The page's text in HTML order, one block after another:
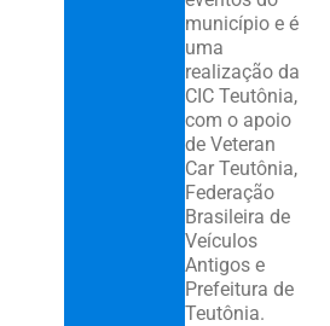
município e é
uma
realização da
CIC Teutônia,
com o apoio
de Veteran
Car Teutônia,
Federação
Brasileira de
Veículos
Antigos e
Prefeitura de
Teutônia.